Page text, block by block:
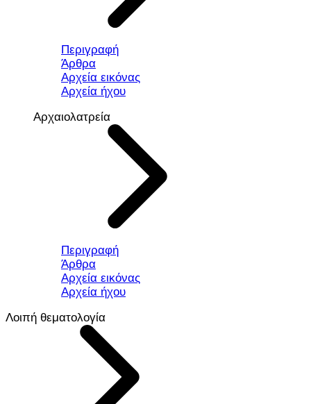
Περιγραφή
Άρθρα
Αρχεία εικόνας
Αρχεία ήχου
Αρχαιολατρεία
Περιγραφή
Άρθρα
Αρχεία εικόνας
Αρχεία ήχου
Λοιπή θεματολογία